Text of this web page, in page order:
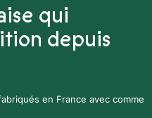
qui
depuis
en France avec comme